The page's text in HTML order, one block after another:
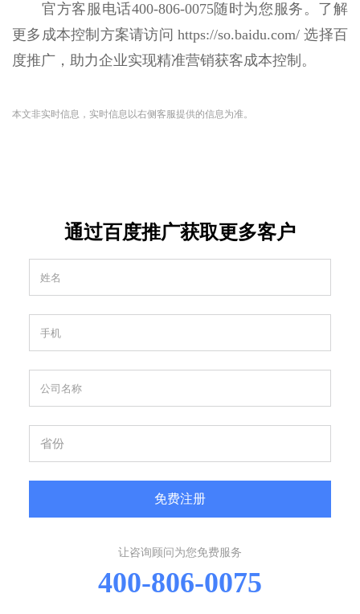
官方客服电话400-806-0075随时为您服务。了解
更多成本控制方案请访问 https://so.baidu.com/ 选择百
度推广，助力企业实现精准营销获客成本控制。
本文非实时信息，实时信息以右侧客服提供的信息为准。
通过百度推广获取更多客户
免费注册
让咨询顾问为您免费服务
400-806-0075